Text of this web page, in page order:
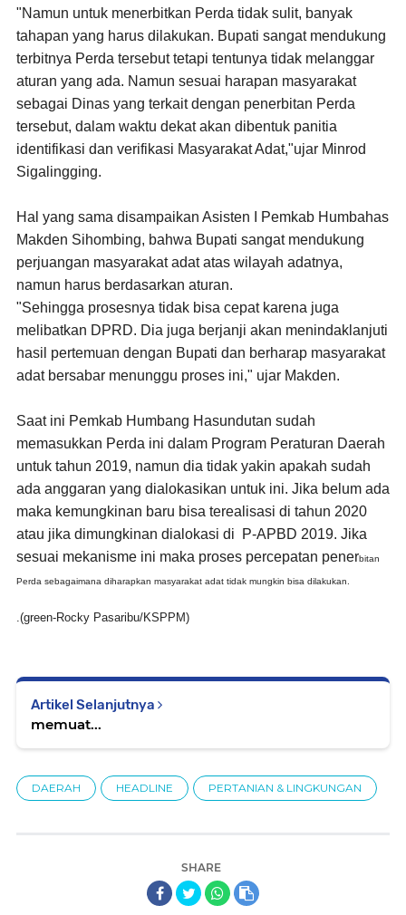
"Namun untuk menerbitkan Perda tidak sulit, banyak
tahapan yang harus dilakukan. Bupati sangat mendukung
terbitnya Perda tersebut tetapi tentunya tidak melanggar
aturan yang ada. Namun sesuai harapan masyarakat
sebagai Dinas yang terkait dengan penerbitan Perda
tersebut, dalam waktu dekat akan dibentuk panitia
identifikasi dan verifikasi Masyarakat Adat,"ujar Minrod
Sigalingging.
Hal yang sama disampaikan Asisten I Pemkab Humbahas
Makden Sihombing, bahwa Bupati sangat mendukung
perjuangan masyarakat adat atas wilayah adatnya,
namun harus berdasarkan aturan.
"Sehingga prosesnya tidak bisa cepat karena juga
melibatkan DPRD. Dia juga berjanji akan menindaklanjuti
hasil pertemuan dengan Bupati dan berharap masyarakat
adat bersabar menunggu proses ini," ujar Makden.
Saat ini Pemkab Humbang Hasundutan sudah
memasukkan Perda ini dalam Program Peraturan Daerah
untuk tahun 2019, namun dia tidak yakin apakah sudah
ada anggaran yang dialokasikan untuk ini. Jika belum ada
maka kemungkinan baru bisa terealisasi di tahun 2020
atau jika dimungkinan dialokasi di P-APBD 2019. Jika
sesuai mekanisme ini maka proses percepatan penerbitan
Perda sebagaimana diharapkan masyarakat adat tidak mungkin bisa dilakukan.
.(green-Rocky Pasaribu/KSPPM)
Artikel Selanjutnya
memuat...
DAERAH HEADLINE PERTANIAN & LINGKUNGAN
SHARE